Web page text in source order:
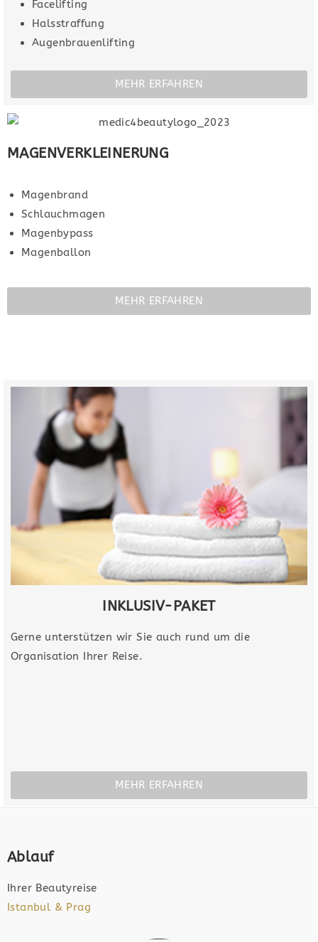
Facelifting
Halsstraffung
Augenbrauenlifting
MEHR ERFAHREN
MAGENVERKLEINERUNG
Magenbrand
Schlauchmagen
Magenbypass
Magenballon
MEHR ERFAHREN
INKLUSIV-PAKET​
Gerne unterstützen wir Sie auch rund um die
Organisation Ihrer Reise.
MEHR ERFAHREN
Ablauf
Ihrer Beautyreise
Istanbul & Prag